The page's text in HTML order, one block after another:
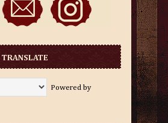
TRANSLATE
Powered by